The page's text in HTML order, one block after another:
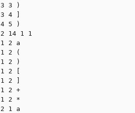
3 3 )
3 4 ]
4 5 )
2 14 1 1
1 2 a
1 2 (
1 2 )
1 2 [
1 2 ]
1 2 +
1 2 *
2 1 a